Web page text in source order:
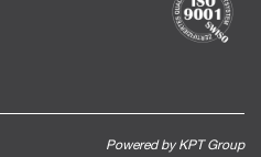
Powered by KPT Group